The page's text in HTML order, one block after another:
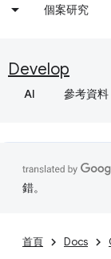
個案研究
Develop
AI 參考資料
錯。
首頁 Docs